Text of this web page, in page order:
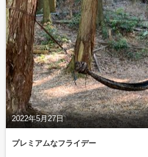
2022年5月27日
プレミアムなフライデー